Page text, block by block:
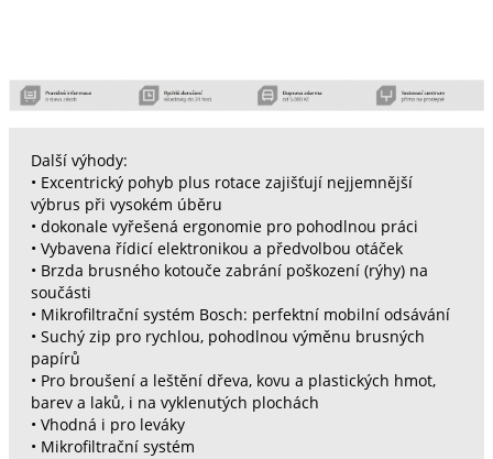
Další výhody:
• Excentrický pohyb plus rotace zajišťují nejjemnější
výbrus při vysokém úběru
• dokonale vyřešená ergonomie pro pohodlnou práci
• Vybavena řídicí elektronikou a předvolbou otáček
• Brzda brusného kotouče zabrání poškození (rýhy) na
součásti
• Mikrofiltrační systém Bosch: perfektní mobilní odsávání
• Suchý zip pro rychlou, pohodlnou výměnu brusných
papírů
• Pro broušení a leštění dřeva, kovu a plastických hmot,
barev a laků, i na vyklenutých plochách
• Vhodná i pro leváky
• Mikrofiltrační systém